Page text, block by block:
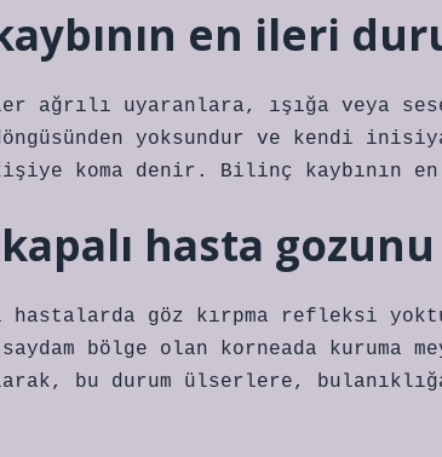
en ileri
ağrılı uyaranlara, ışığa veya
yoksundur ve kendi
koma denir. Bilinç kaybının
hasta gozunu
göz kırpma refleksi
saydam bölge olan korneada
bu durum ülserlere,